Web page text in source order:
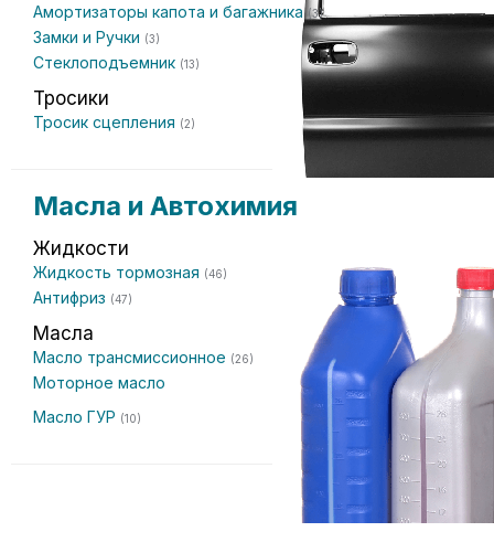
Амортизаторы капота и багажника (3)
Замки и Ручки (3)
Стеклоподъемник (13)
Тросики
Тросик сцепления (2)
Масла и Автохимия
Жидкости
Жидкость тормозная (46)
Антифриз (47)
Масла
Масло трансмиссионное (26)
Моторное масло
Масло ГУР (10)